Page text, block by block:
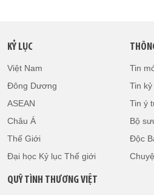
KỶ LỤC
Việt Nam
Đông Dương
ASEAN
Châu Á
Thế Giới
Đại học Kỷ lục Thế giới
Tin
Tin kỷ
Tin ý
Bộ
Độc
QUỸ TÌNH THƯƠNG VIỆT